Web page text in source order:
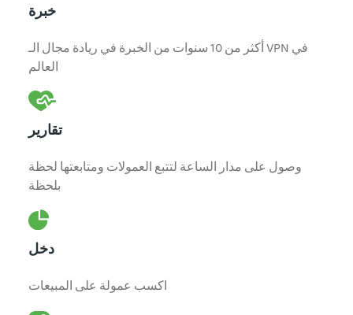
خبرة
أكثر من 10 سنوات من الخبرة في ريادة مجال الـ VPN في
العالم
تقارير
وصول على مدار الساعة لتتبع العمولات ومتابعتها لحظة
بلحظة
دخل
اكسب عمولة على المبيعات